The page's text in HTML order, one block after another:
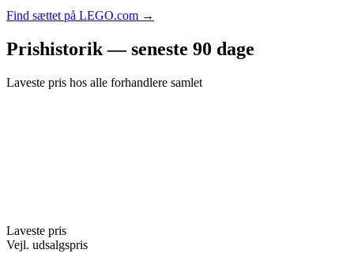
Find sættet på LEGO.com →
Prishistorik — seneste 90 dage
Laveste pris hos alle forhandlere samlet
Laveste pris
Vejl. udsalgspris